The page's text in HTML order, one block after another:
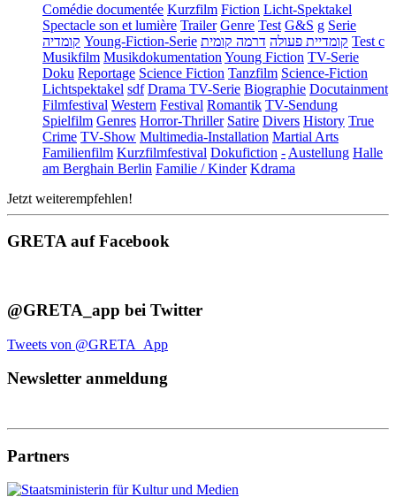
Comédie documentée Kurzfilm Fiction Licht-Spektakel
Spectacle son et lumière Trailer Genre Test G&S g Serie
קומדיה Young-Fiction-Serie קומדיית פעולה דרמה קומית
Test c
Musikfilm Musikdokumentation Young Fiction TV-Serie
Doku Reportage Science Fiction Tanzfilm Science-Fiction
Lichtspektakel sdf Drama TV-Serie Biographie Docutainment
Filmfestival Western Festival Romantik TV-Sendung
Spielfilm Genres Horror-Thriller Satire Divers History True
Crime TV-Show Multimedia-Installation Martial Arts
Familienfilm Kurzfilmfestival Dokufiction - Austellung Halle
am Berghain Berlin Familie / Kinder Kdrama
Jetzt weiterempfehlen!
GRETA auf Facebook
@GRETA_app bei Twitter
Tweets von @GRETA_App
Newsletter anmeldung
Partners